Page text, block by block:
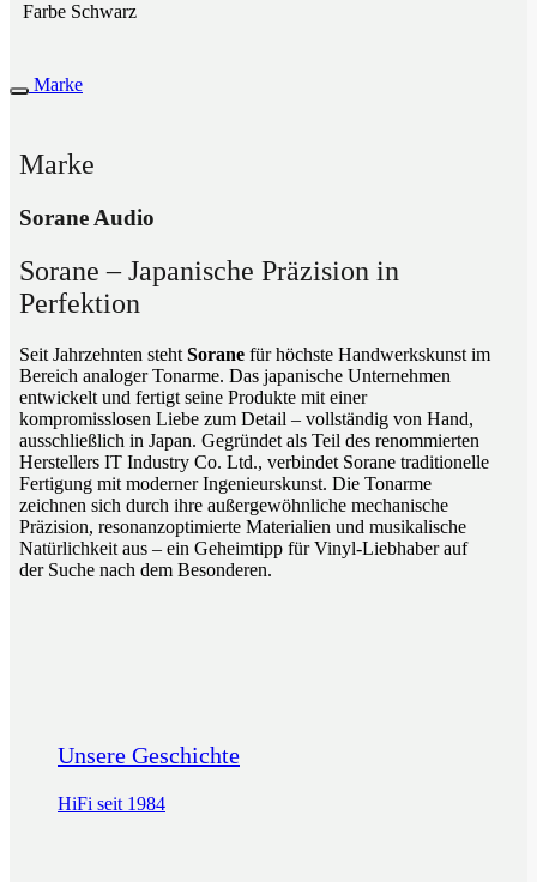
Unsere Geschichte
HiFi seit 1984
Farbe Schwarz
Marke
Marke
Sorane Audio
Sorane – Japanische Präzision in
Perfektion
Seit Jahrzehnten steht Sorane für höchste Handwerkskunst im
Bereich analoger Tonarme. Das japanische Unternehmen
entwickelt und fertigt seine Produkte mit einer
kompromisslosen Liebe zum Detail – vollständig von Hand,
ausschließlich in Japan. Gegründet als Teil des renommierten
Herstellers IT Industry Co. Ltd., verbindet Sorane traditionelle
Fertigung mit moderner Ingenieurskunst. Die Tonarme
zeichnen sich durch ihre außergewöhnliche mechanische
Präzision, resonanzoptimierte Materialien und musikalische
Natürlichkeit aus – ein Geheimtipp für Vinyl-Liebhaber auf
der Suche nach dem Besonderen.